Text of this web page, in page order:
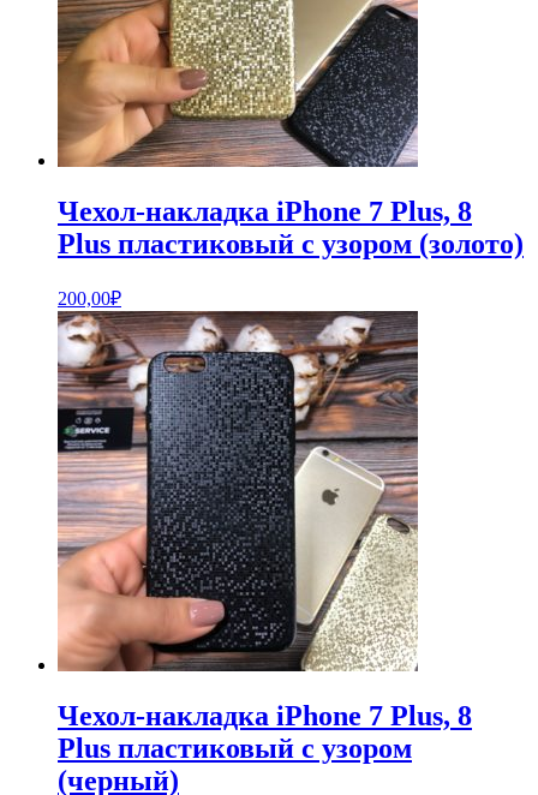
Чехол-накладка iPhone 7 Plus, 8
Plus пластиковый с узором (золото)
200,00₽
Чехол-накладка iPhone 7 Plus, 8
Plus пластиковый с узором
(черный)